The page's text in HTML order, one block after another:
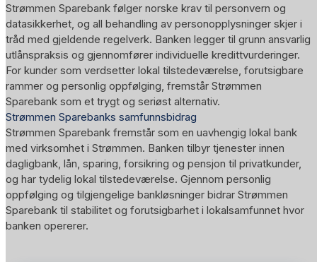
Strømmen Sparebank følger norske krav til personvern og
datasikkerhet, og all behandling av personopplysninger skjer i
tråd med gjeldende regelverk. Banken legger til grunn ansvarlig
utlånspraksis og gjennomfører individuelle kredittvurderinger.
For kunder som verdsetter lokal tilstedeværelse, forutsigbare
rammer og personlig oppfølging, fremstår Strømmen
Sparebank som et trygt og seriøst alternativ.
Strømmen Sparebanks samfunnsbidrag
Strømmen Sparebank fremstår som en uavhengig lokal bank
med virksomhet i Strømmen. Banken tilbyr tjenester innen
dagligbank, lån, sparing, forsikring og pensjon til privatkunder,
og har tydelig lokal tilstedeværelse. Gjennom personlig
oppfølging og tilgjengelige bankløsninger bidrar Strømmen
Sparebank til stabilitet og forutsigbarhet i lokalsamfunnet hvor
banken opererer.